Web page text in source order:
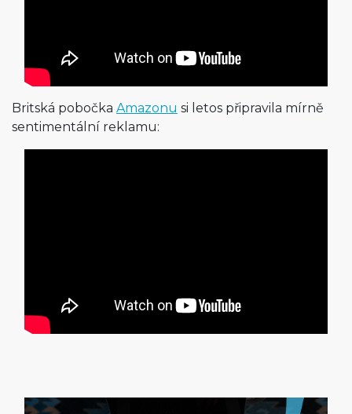
Britská pobočka Amazonu si letos připravila mírně
sentimentální reklamu: